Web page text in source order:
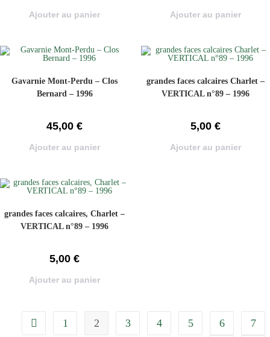
Ajouter au panier Ajouter au panier
Gavarnie Mont-Perdu – Clos
Bernard – 1996
45,00 €
Ajouter au panier
grandes faces calcaires Charlet –
VERTICAL n°89 – 1996
5,00 €
Ajouter au panier
grandes faces calcaires, Charlet –
VERTICAL n°89 – 1996
5,00 €
Ajouter au panier
1 2 3 4 5 6 7